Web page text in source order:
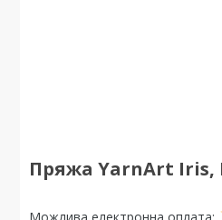
Пряжа YarnArt Iris,